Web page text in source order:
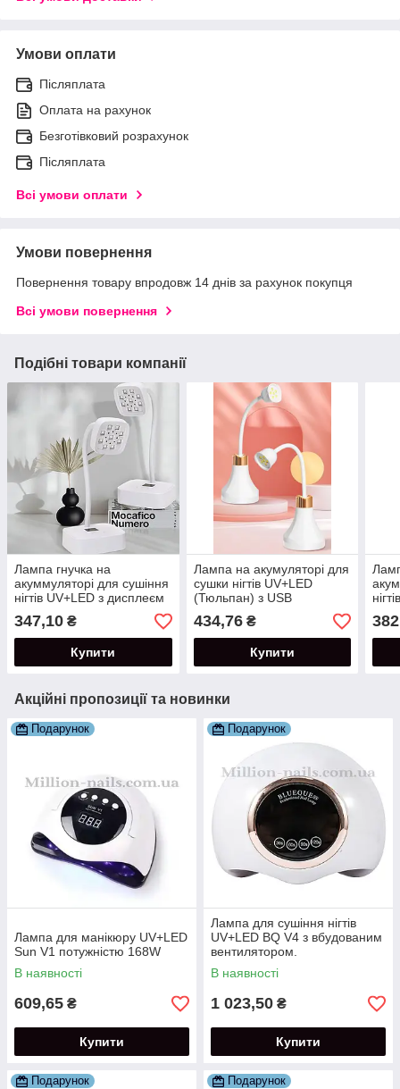
Умови оплати
Післяплата
Оплата на рахунок
Безготівковий розрахунок
Післяплата
Всі умови оплати
Умови повернення
Повернення товару впродовж 14 днів за рахунок покупця
Всі умови повернення
Подібні товари компанії
Лампа гнучка на
акуммуляторі для сушіння
нігтів UV+LED з дисплеєм
потужністю 27 Вт.
347,10 ₴
Купити
Лампа на акумуляторі для
сушки нігтів UV+LED
(Тюльпан) з USB
підключенням потужністю
18 Вт.
434,76₴
Купити
Акційні пропозиції та новинки
Подарунок
Лампа для манікюру UV+LED
Sun V1 потужністю 168W
В наявності
609,65 ₴
Купити
Подарунок
Лампа для сушіння нігтів
UV+LED BQ V4 з вбудованим
вентилятором.
В наявності
1 023,50 ₴
Купити
Подарунок Подарунок